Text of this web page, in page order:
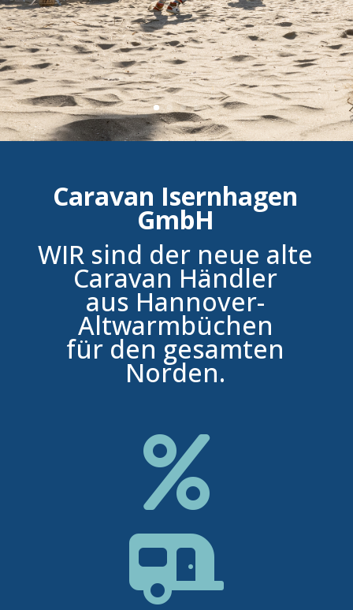
Caravan Isernhagen
GmbH
WIR sind der neue alte
Caravan Händler
aus Hannover-
Altwarmbüchen
für den gesamten
Norden.

